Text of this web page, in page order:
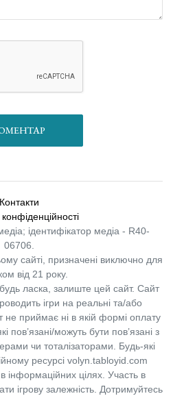
КОМЕНТАР
Контакти
ідентифікатор медіа - R40-
06706.
сайті, призначені виключно для
від 21 року.
ласка, залиште цей сайт. Сайт
ігри на реальні та/або
не приймає ні в якій формі оплату
пов’язані/можуть бути пов’язані з
чи тоталізаторами. Будь-які
ресурсі volyn.tabloyid.com
інформаційних цілях. Участь в
ігрову залежність. Дотримуйтесь